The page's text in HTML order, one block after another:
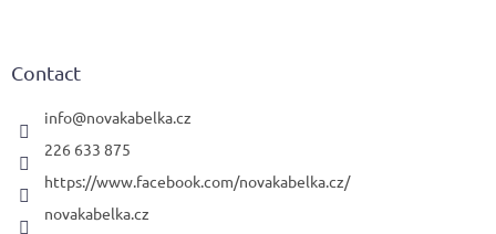
Contact
info@novakabelka.cz
226 633 875
https://www.facebook.com/novakabelka.cz/
novakabelka.cz